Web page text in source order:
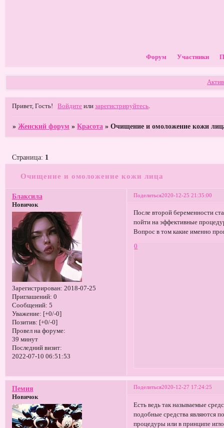
Форум Участники
Привет, Гость! Войдите илизарегистрируйтесь
»Женский форум »Красота »Очищение и омоложение кожи
Очищение и омоложение кожи лица
Страница: 1
Поделиться2020-12-25 21:35:00
Блаксила
Новичок
Зарегистрирован: 2018-07-25
Приглашений: 0
Сообщений: 5
Уважение: [+0/-0]
Позитив: [+0/-0]
Провел на форуме:
39 минут
Последний визит:
2022-07-10 06:51:53
После второй беременности
пойти на эффективные
Вопрос в том какие именно
0
Поделиться2020-12-27 17:24:25
Пемия
Новичок
Есть ведь так называемые
подобные средства являются
процедуры или в принципе